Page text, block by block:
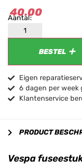
40.00
BESTEL
Eigen
6 dagen per week
Klantenservice
PRODUCT
Vespa